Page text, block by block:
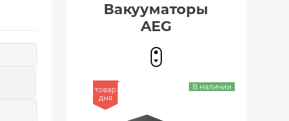
Вакууматоры
AEG
товар
дня
В наличии